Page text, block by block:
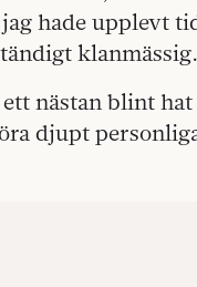
hade upplevt
klanmässig.
nästan blint
djupt